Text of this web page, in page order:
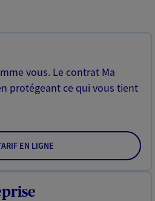
vous. Le contrat Ma
protégeant ce qui vous tient
EN LIGNE